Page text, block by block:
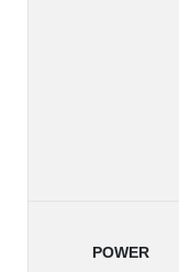
POWER